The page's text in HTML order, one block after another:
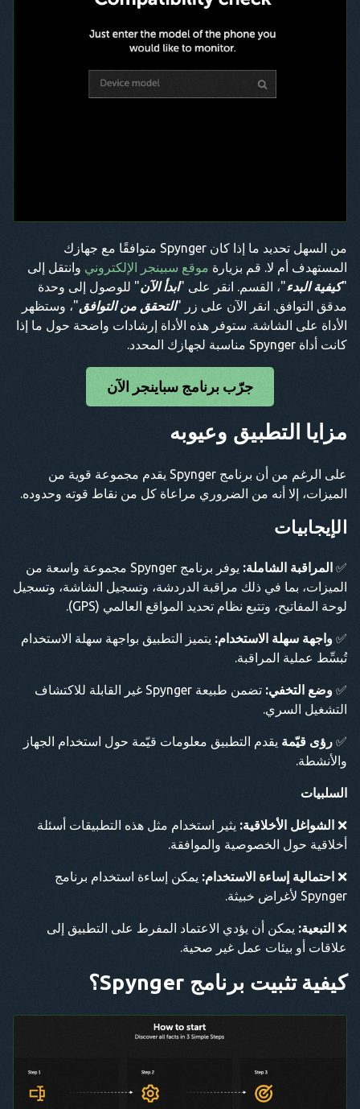
من السهل تحديد ما إذا كان Spynger متوافقًا مع جهازك
المستهدف أم لا. قم بزيارة موقع سبينجر الإلكتروني وانتقل إلى
"كيفية البدء"، القسم. انقر على "ابدأ الآن" للوصول إلى وحدة
مدقق التوافق. انقر الآن على زر "التحقق من التوافق"، وستظهر
الأداة على الشاشة. ستوفر هذه الأداة إرشادات واضحة حول ما إذا
كانت أداة Spynger مناسبة لجهازك المحدد.
جرّب برنامج سباينجر الآن
مزايا التطبيق وعيوبه
على الرغم من أن برنامج Spynger يقدم مجموعة قوية من
الميزات، إلا أنه من الضروري مراعاة كل من نقاط قوته وحدوده.
الإيجابيات
✅ المراقبة الشاملة:
يوفر برنامج Spynger مجموعة واسعة من
الميزات، بما في ذلك مراقبة الدردشة، وتسجيل الشاشة، وتسجيل
لوحة المفاتيح، وتتبع نظام تحديد المواقع العالمي (GPS).
✅ واجهة سهلة الاستخدام: يتميز التطبيق بواجهة سهلة الاستخدام
تُبسِّط عملية المراقبة.
✅ وضع التخفي:
تضمن طبيعة Spynger غير القابلة للاكتشاف
التشغيل السري.
✅ رؤى قيّمة يقدم التطبيق معلومات قيّمة حول استخدام الجهاز
والأنشطة.
السلبيات
❌ الشواغل الأخلاقية: يثير استخدام مثل هذه التطبيقات أسئلة
أخلاقية حول الخصوصية والموافقة.
❌ احتمالية إساءة الاستخدام: يمكن إساءة استخدام برنامج
Spynger لأغراض خبيثة.
❌ التبعية: يمكن أن يؤدي الاعتماد المفرط على التطبيق إلى
علاقات أو بيئات عمل غير صحية.
كيفية تثبيت برنامج Spynger؟